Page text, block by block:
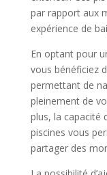
par rapport aux
expérience de
En optant pour
vous bénéficiez
permettant de
pleinement de
plus, la capacité
piscines vous
partager des